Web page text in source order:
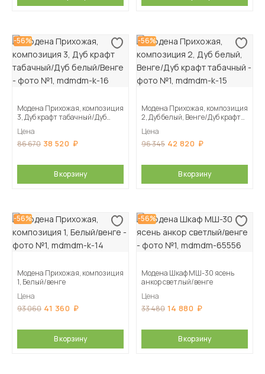
-56%
Модена Прихожая, композиция
3, Дуб крафт табачный/Дуб
Цена
86 670 38 520
В корзину
-56%
Модена Прихожая, композиция
2, Дуб белый, Венге/Дуб крафт
Цена
96 345 42 820
В корзину
-56%
Модена Прихожая, композиция
1, Белый/венге
Цена
93 060 41 360
В корзину
-56%
Модена Шкаф МШ-30 ясень
анкор светлый/венге
Цена
33 480 14 880
В корзину